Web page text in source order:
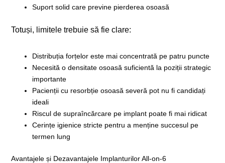
Suport solid care previne pierderea osoasă
Totuși, limitele trebuie să fie clare:
Distribuția forțelor este mai concentrată pe patru puncte
Necesită o densitate osoasă suficientă la poziții strategic
importante
Pacienții cu resorbție osoasă severă pot nu fi candidați
ideali
Riscul de supraîncărcare pe implant poate fi mai ridicat
Cerințe igienice stricte pentru a menține succesul pe
termen lung
Avantajele și Dezavantajele Implanturilor All-on-6